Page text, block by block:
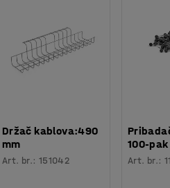
korištenje stolica s
Držač kablova:490
mm
Art. br.: 151042
100-pak
Art. br.: